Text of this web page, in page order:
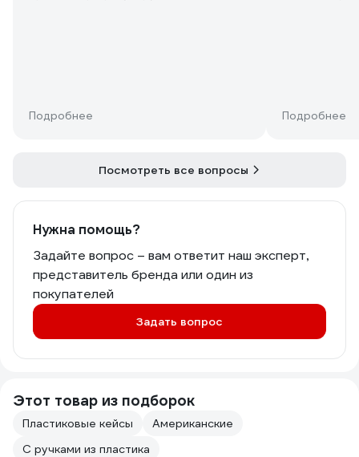
Подробнее Подробнее
Посмотреть все вопросы
Нужна помощь?
Задайте вопрос – вам ответит наш эксперт,
представитель бренда или один из
покупателей
Задать вопрос
Этот товар из подборок
Пластиковые кейсы
Американские
С ручками из пластика